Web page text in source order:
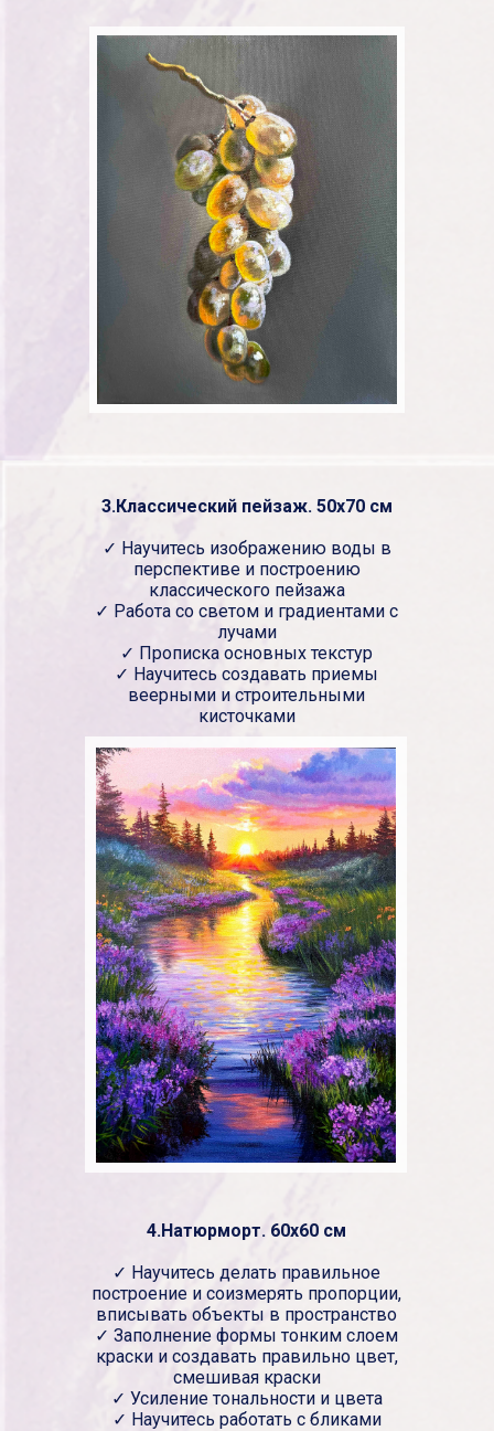
3.Классический пейзаж. 50х70 см
✓ Научитесь изображению воды в
перспективе и построению
классического пейзажа
✓ Работа со светом и градиентами с
лучами
✓ Прописка основных текстур
✓ Научитесь создавать приемы
веерными и строительными
кисточками
4.Натюрморт. 60х60 см
✓ Научитесь делать правильное
построение и соизмерять пропорции,
вписывать объекты в пространство
✓ Заполнение формы тонким слоем
краски и создавать правильно цвет,
смешивая краски
✓ Усиление тональности и цвета
✓ Научитесь работать с бликами